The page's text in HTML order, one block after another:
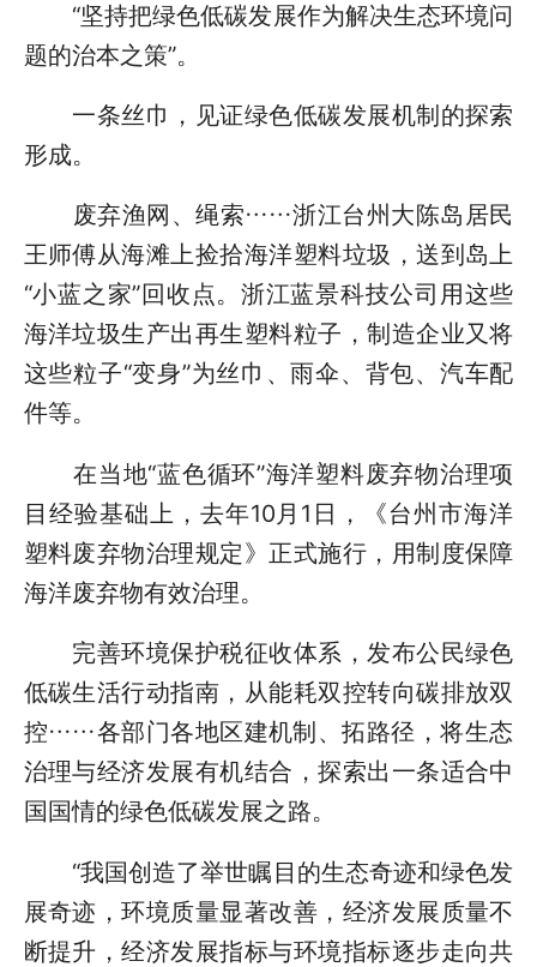
“坚持把绿色低碳发展作为解决生态环境问
题的治本之策”。
一条丝巾，见证绿色低碳发展机制的探索
形成。
废弃渔网、绳索……浙江台州大陈岛居民
王师傅从海滩上捡拾海洋塑料垃圾，送到岛上
“小蓝之家”回收点。浙江蓝景科技公司用这些
海洋垃圾生产出再生塑料粒子，制造企业又将
这些粒子“变身”为丝巾、雨伞、背包、汽车配
件等。
在当地“蓝色循环”海洋塑料废弃物治理项
目经验基础上，去年10月1日，《台州市海洋
塑料废弃物治理规定》正式施行，用制度保障
海洋废弃物有效治理。
完善环境保护税征收体系，发布公民绿色
低碳生活行动指南，从能耗双控转向碳排放双
控……各部门各地区建机制、拓路径，将生态
治理与经济发展有机结合，探索出一条适合中
国国情的绿色低碳发展之路。
“我国创造了举世瞩目的生态奇迹和绿色发
展奇迹，环境质量显著改善，经济发展质量不
断提升，经济发展指标与环境指标逐步走向共